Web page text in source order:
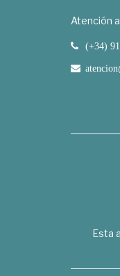
Atención
(+34)
Esta